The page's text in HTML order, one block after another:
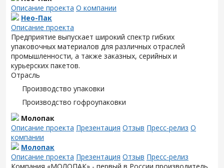
Описание проекта О компании
Нео-Пак
Описание проекта
Предприятие выпускает широкий спектр гибких
упаковочных материалов для различных отраслей
промышленности, а также заказных, серийных и
курьерских пакетов.
Отрасль
Производство упаковки
Производство гофроупаковки
Молопак
Описание проекта Презентация Отзыв Пресс-релиз О
компании
Молопак
Описание проекта Презентация Отзыв Пресс-релиз